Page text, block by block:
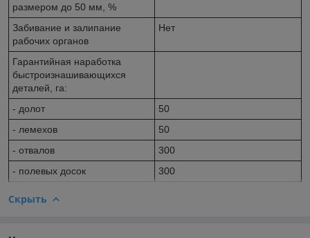
размером до 50 мм, %
Забивание и залипание
рабочих органов
Нет
Гарантийная наработка
быстроизнашивающихся
деталей, га:
- долот
50
- лемехов
50
- отвалов
300
- полевых досок
300
Скрыть